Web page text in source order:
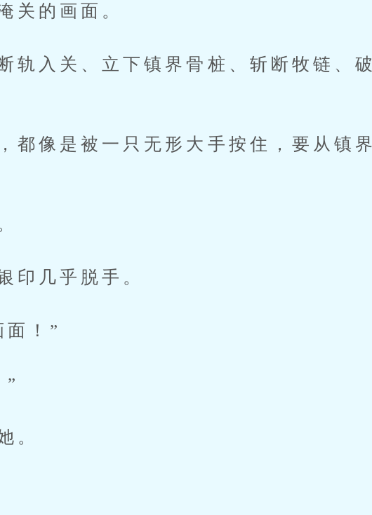
的画面。
入关、立下镇界骨桩、斩断牧链、
像是被一只无形大手按住，要从镇
几乎脱手。
！”
。